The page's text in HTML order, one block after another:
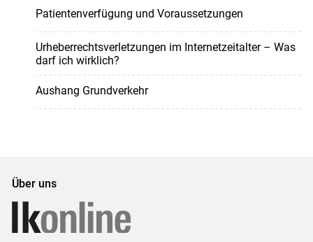
Patientenverfügung und Voraussetzungen
Urheberrechtsverletzungen im Internetzeitalter – Was
darf ich wirklich?
Aushang Grundverkehr
Über uns